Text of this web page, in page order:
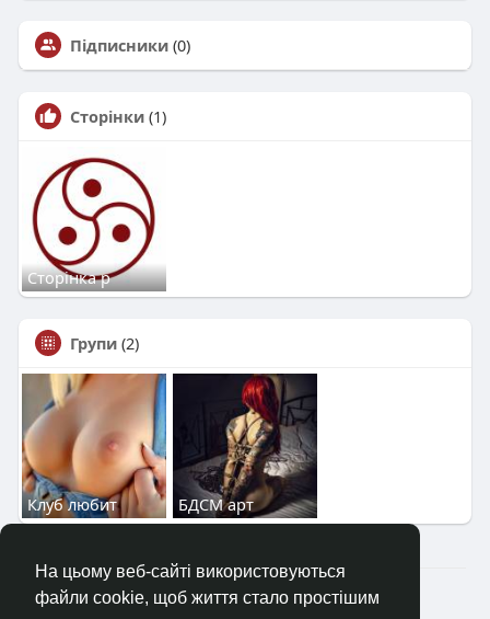
На цьому веб-сайті використовуються
файли cookie, щоб життя стало простішим
Підписники (0)
Сторінки (1)
Сторінка р
Групи (2)
Клуб любит БДСМ арт
2023—2026 © Клуб «Насолода»